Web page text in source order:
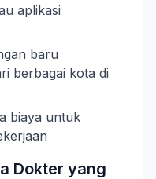
aplikasi
baru
berbagai kota di
biaya untuk
Dokter yang